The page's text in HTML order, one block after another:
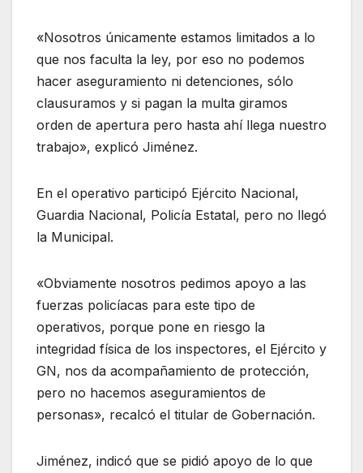
«Nosotros únicamente estamos limitados a lo
que nos faculta la ley, por eso no podemos
hacer aseguramiento ni detenciones, sólo
clausuramos y si pagan la multa giramos
orden de apertura pero hasta ahí llega nuestro
trabajo», explicó Jiménez.
En el operativo participó Ejército Nacional,
Guardia Nacional, Policía Estatal, pero no llegó
la Municipal.
«Obviamente nosotros pedimos apoyo a las
fuerzas policíacas para este tipo de
operativos, porque pone en riesgo la
integridad física de los inspectores, el Ejército y
GN, nos da acompañamiento de protección,
pero no hacemos aseguramientos de
personas», recalcó el titular de Gobernación.
Jiménez, indicó que se pidió apoyo de lo que